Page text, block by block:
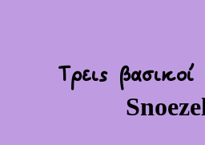
σύνδεση και η επαφή.
θεραπευτική σχέση
Τρεις